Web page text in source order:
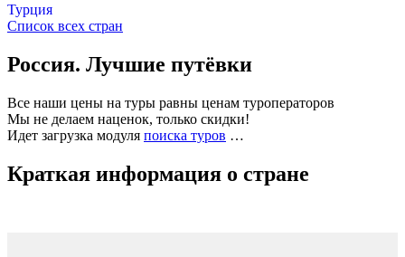
Турция
Список всех стран
Россия. Лучшие путёвки
Все наши цены на туры равны ценам туроператоров
Мы не делаем наценок, только скидки!
Идет загрузка модуля поиска туров …
Краткая информация о стране